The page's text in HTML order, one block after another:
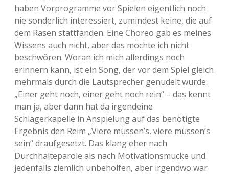
haben Vorprogramme vor Spielen eigentlich noch
nie sonderlich interessiert, zumindest keine, die auf
dem Rasen stattfanden. Eine Choreo gab es meines
Wissens auch nicht, aber das möchte ich nicht
beschwören. Woran ich mich allerdings noch
erinnern kann, ist ein Song, der vor dem Spiel gleich
mehrmals durch die Lautsprecher genudelt wurde.
„Einer geht noch, einer geht noch rein“ – das kennt
man ja, aber dann hat da irgendeine
Schlagerkapelle in Anspielung auf das benötigte
Ergebnis den Reim „Viere müssen’s, viere müssen’s
sein“ draufgesetzt. Das klang eher nach
Durchhalteparole als nach Motivationsmucke und
jedenfalls ziemlich unbeholfen, aber irgendwo war